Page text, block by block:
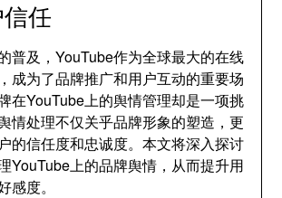
任
普及，YouTube作为全球最大的在线
成为了品牌推广和用户互动的重要场
在YouTube上的舆情管理却是一项挑
情处理不仅关乎品牌形象的塑造，更
的信任度和忠诚度。本文将深入探讨
YouTube上的品牌舆情，从而提升用
感度。